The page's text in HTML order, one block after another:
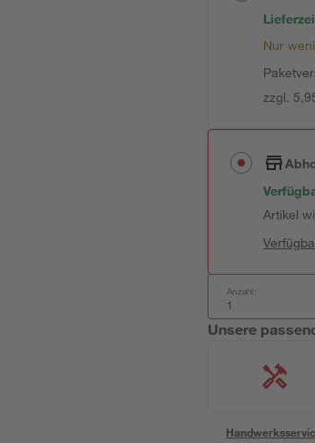
Nur
zzgl.
Artikel
Anzahl:
Unsere